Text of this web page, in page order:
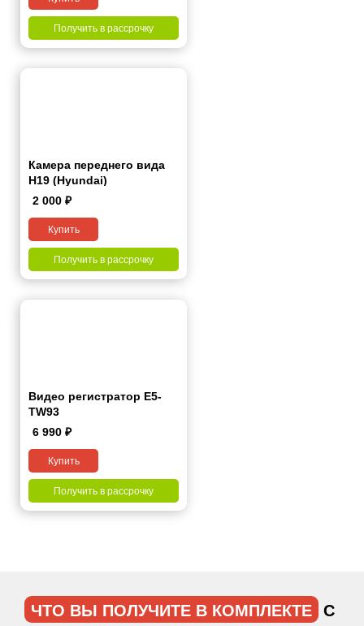
Получить в рассрочку
Камера переднего вида
H19 (Hyundai)
2 000 ₽
Купить
Получить в рассрочку
Видео регистратор Е5-
ТW93
6 990 ₽
Купить
Получить в рассрочку
ЧТО ВЫ ПОЛУЧИТЕ В КОМПЛЕКТЕ С